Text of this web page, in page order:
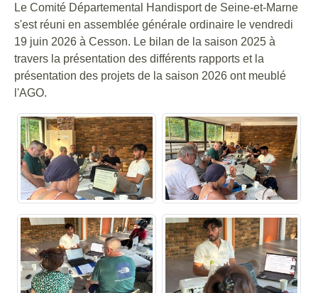
Le Comité Départemental Handisport de Seine-et-Marne
s'est réuni en assemblée générale ordinaire le vendredi
19 juin 2026 à Cesson. Le bilan de la saison 2025 à
travers la présentation des différents rapports et la
présentation des projets de la saison 2026 ont meublé
l'AGO.